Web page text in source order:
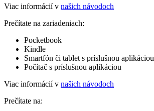
Viac informácií v našich návodoch
Prečítate na zariadeniach:
Pocketbook
Kindle
Smartfón či tablet s príslušnou aplikáciou
Počítač s príslušnou aplikáciou
Viac informácií v našich návodoch
Prečítate na: